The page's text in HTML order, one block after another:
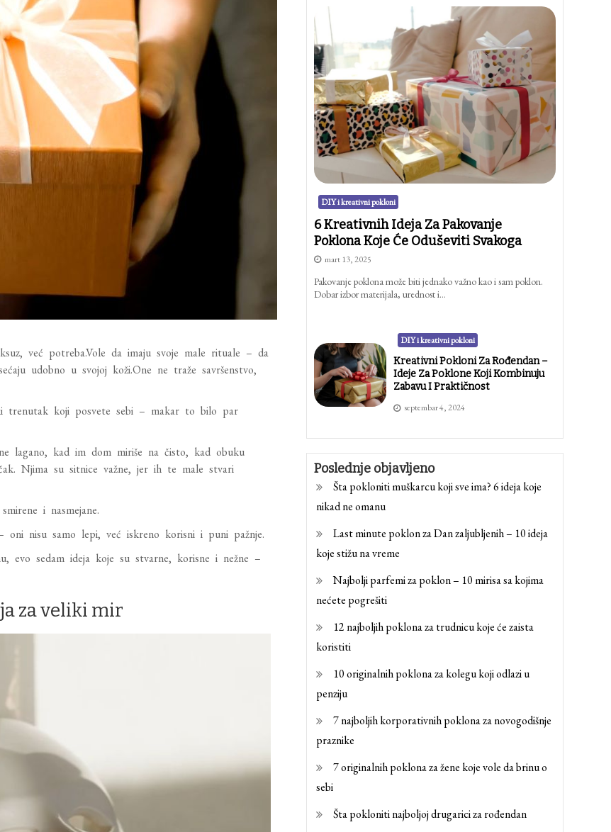
već potreba.Vole da imaju svoje male rituale – da
udobno u svojoj koži.One ne traže savršenstvo,
trenutak koji posvete sebi – makar to bilo par
lagano, kad im dom miriše na čisto, kad obuku
Njima su sitnice važne, jer ih te male stvari
i nasmejane.
nisu samo lepi, već iskreno korisni i puni pažnje.
evo sedam ideja koje su stvarne, korisne i nežne –
za veliki mir
DIY i kreativni pokloni
6 Kreativnih Ideja Za Pakovanje
Poklona Koje Će Oduševiti Svakoga
mart 13, 2025
Pakovanje poklona može biti jednako važno kao i sam poklon.
Dobar izbor materijala, urednost i…
DIY i kreativni pokloni
Kreativni Pokloni Za Rođendan –
Ideje Za Poklone Koji Kombinuju
Zabavu I Praktičnost
septembar 4, 2024
Poslednje objavljeno
Šta pokloniti muškarcu koji sve ima? 6 ideja koje
nikad ne omanu
Last minute poklon za Dan zaljubljenih – 10 ideja
koje stižu na vreme
Najbolji parfemi za poklon – 10 mirisa sa kojima
nećete pogrešiti
12 najboljih poklona za trudnicu koje će zaista
koristiti
10 originalnih poklona za kolegu koji odlazi u
penziju
7 najboljih korporativnih poklona za novogodišnje
praznike
7 originalnih poklona za žene koje vole da brinu o
sebi
Šta pokloniti najboljoj drugarici za rođendan